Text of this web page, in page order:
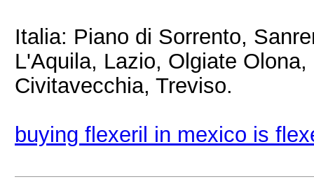
Italia: Piano di Sorrento,
L'Aquila, Lazio, Olgiate
Civitavecchia, Treviso.
buying flexeril in mexico is